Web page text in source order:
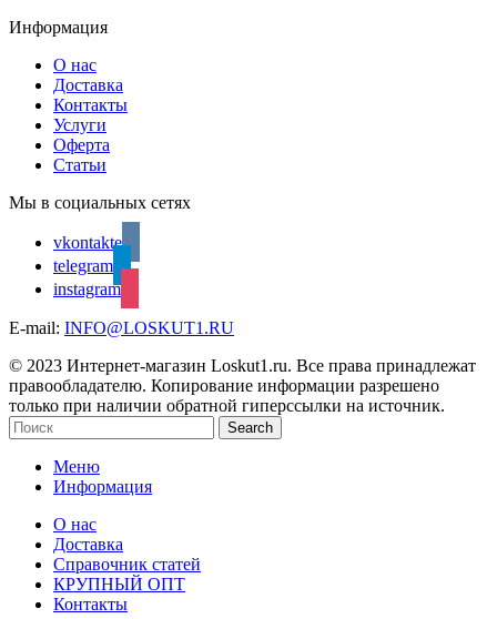
Информация
О нас
Доставка
Контакты
Услуги
Оферта
Статьи
Мы в социальных сетях
vkontakte
telegram
instagram
E-mail: INFO@LOSKUT1.RU
© 2023 Интернет-магазин Loskut1.ru. Все права принадлежат
правообладателю. Копирование информации разрешено
только при наличии обратной гиперссылки на источник.
Search
Меню
Информация
О нас
Доставка
Справочник статей
КРУПНЫЙ ОПТ
Контакты